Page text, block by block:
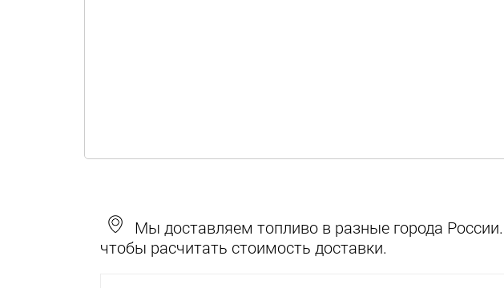
Мы доставляем топливо в разные города
чтобы расчитать стоимость доставки.